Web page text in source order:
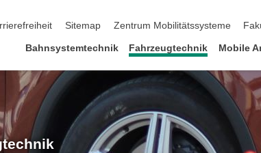
Sitemap Zentrum Mobilitätssysteme
Bahnsystemtechnik Fahrzeugtechnik Mobile